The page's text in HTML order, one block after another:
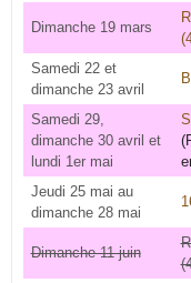
Dimanche 19 mars
Samedi 22 et
dimanche 23 avril
Samedi 29,
dimanche 30 avril et
lundi 1er mai
Jeudi 25 mai au
dimanche 28 mai
Dimanche 11 juin